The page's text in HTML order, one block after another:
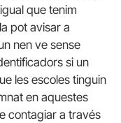
que tenim
pot avisar a
nen ve sense
si un
les escoles tinguin
en aquestes
contagiar a través